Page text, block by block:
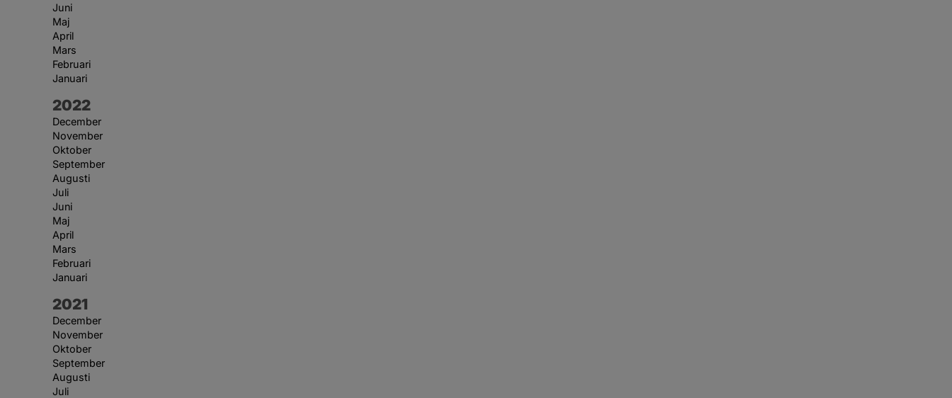
Juni
Maj
April
Mars
Februari
Januari
År:
2022
December
November
Oktober
September
Augusti
Juli
Juni
Maj
April
Mars
Februari
Januari
År:
2021
December
November
Oktober
September
Augusti
Juli